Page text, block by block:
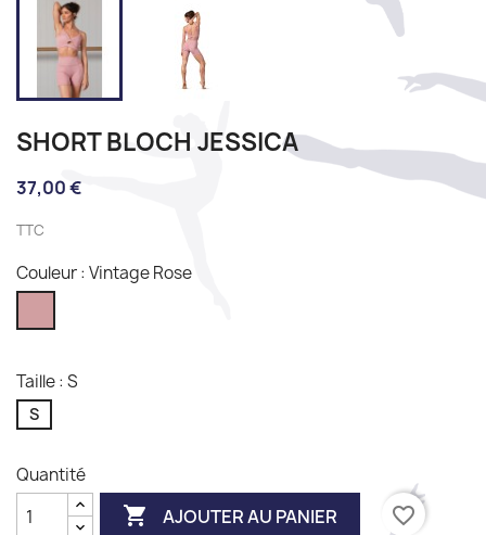
SHORT BLOCH JESSICA
37,00 €
TTC
Couleur : Vintage Rose
Rose
Taille : S
S
Quantité
 AJOUTER AU PANIER favorite_border